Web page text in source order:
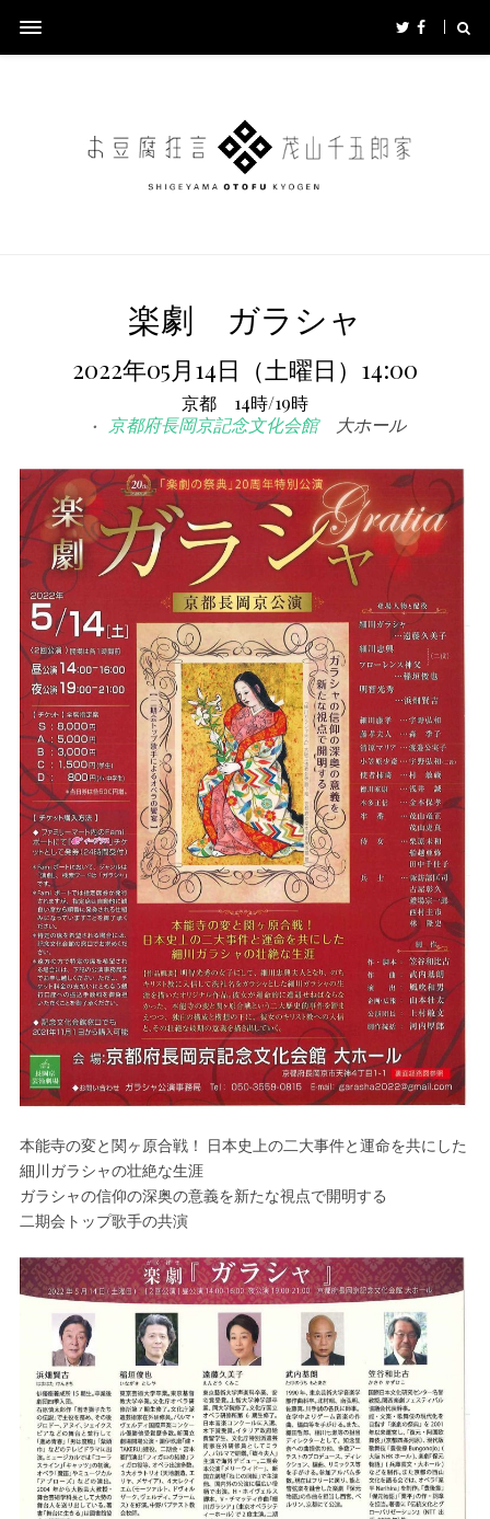
楽劇 ガラシャ
2022年05月14日（土曜日）14:00
京都 14時/19時
京都府長岡京記念文化会館大ホール
本能寺の変と関ヶ原合戦！ 日本史上の二大事件と運命を共にした
細川ガラシャの壮絶な生涯
ガラシャの信仰の深奥の意義を新たな視点で開明する
二期会トップ歌手の共演